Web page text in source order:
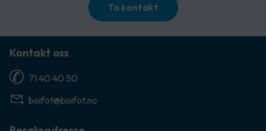
Ta kontakt
Kontakt oss
71 40 40 50
boifot@boifot.no